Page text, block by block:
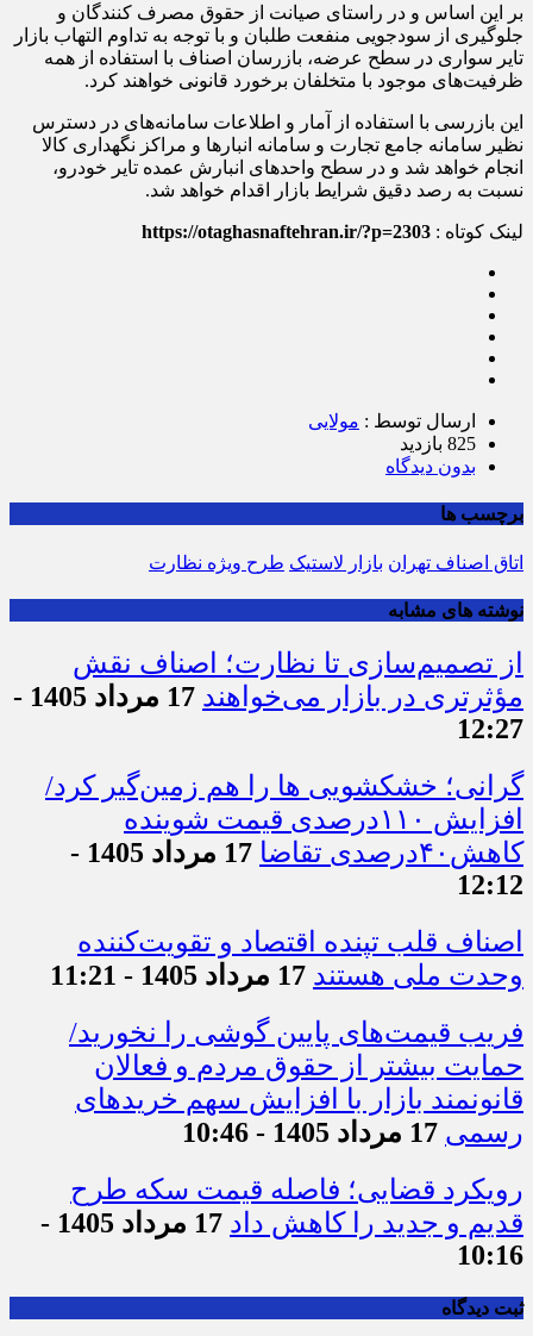
بر این اساس و در راستای صیانت از حقوق مصرف کنندگان و
جلوگیری از سودجویی منفعت طلبان و با توجه به تداوم التهاب بازار
تایر سواری در سطح عرضه، بازرسان اصناف با استفاده از همه
ظرفیت‌های موجود با متخلفان برخورد قانونی خواهند کرد.
این بازرسی با استفاده از آمار و اطلاعات سامانه‌های در دسترس
نظیر سامانه جامع تجارت و سامانه انبارها و مراکز نگهداری کالا
انجام خواهد شد و در سطح واحدهای انبارش عمده تایر خودرو،
نسبت به رصد دقیق شرایط بازار اقدام خواهد شد.
لینک کوتاه : https://otaghasnaftehran.ir/?p=2303
ارسال توسط : مولایی
825 بازدید
بدون دیدگاه
برچسب ها
اتاق اصناف تهران بازار لاستیک طرح ویژه نظارت
نوشته های مشابه
از تصمیم‌سازی تا نظارت؛ اصناف نقش
مؤثرتری در بازار می‌خواهند
17 مرداد 1405 -
12:27
گرانی؛ خشکشویی‌ ها را هم زمین‌گیر کرد/
افزایش ۱۱۰درصدی قیمت شوینده
کاهش۴۰درصدی تقاضا
17 مرداد 1405 -
12:12
اصناف قلب تپنده اقتصاد و تقویت‌کننده
وحدت ملی هستند 17 مرداد 1405 - 11:21
فریب قیمت‌های پایین گوشی را نخورید/
حمایت بیشتر از حقوق مردم و فعالان
قانونمند بازار با افزایش سهم خریدهای
رسمی 17 مرداد 1405 - 10:46
رویکرد قضایی؛ فاصله قیمت سکه طرح
قدیم و جدید را کاهش داد
17 مرداد 1405 -
10:16
ثبت دیدگاه